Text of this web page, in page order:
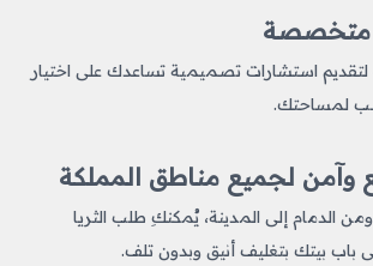
استشارات تصميمية تساعدك على اختيار
لمساحتك.
الدمام إلى المدينة، يُمكنكِ طلب الثريا
بيتك بتغليف أنيق وبدون تلف.